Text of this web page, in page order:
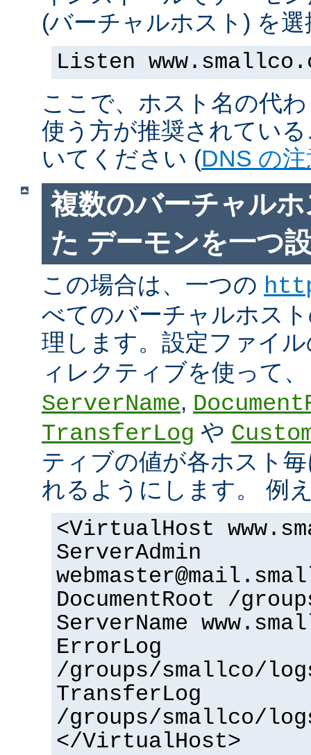
(バーチャルホスト) を
Listen
ここで、ホスト名の代
使う方が推奨されてい
いてください (DNS の
複数のバーチャル
た デーモンを一つ
この場合は、一つの
べてのバーチャルホス
理します。設定ファイ
ィレクティブを使って
ServerName,
TransferLog や
ティブの値が各ホスト
れるようにします。 例
<VirtualHost
ServerAdmin
DocumentRoot /
ServerName
ErrorLog
/groups/smallco/
TransferLog
/groups/smallco/
</VirtualHost>